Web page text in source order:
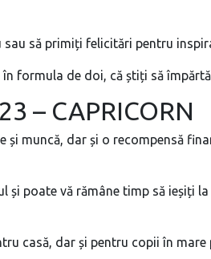
să primiți felicitări pentru
formula de doi, că știți să
– CAPRICORN
și muncă, dar și o recompensă
poate vă rămâne timp să ieșiți
casă, dar și pentru copii în mare